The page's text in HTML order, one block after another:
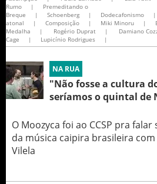
Rumo
|
Premeditando o
Breque
| Schoenberg | Dodecafonismo |
atonal
| Composição | Miki Minoru |
Medalha
| Rogério Duprat | Damiano
Cage
| Lupicínio Rodrigues​ |
NA RUA
"Não fosse a cultura
seríamos o quintal de
O Moozyca foi ao CCSP pra
da música caipira brasileira
Vilela